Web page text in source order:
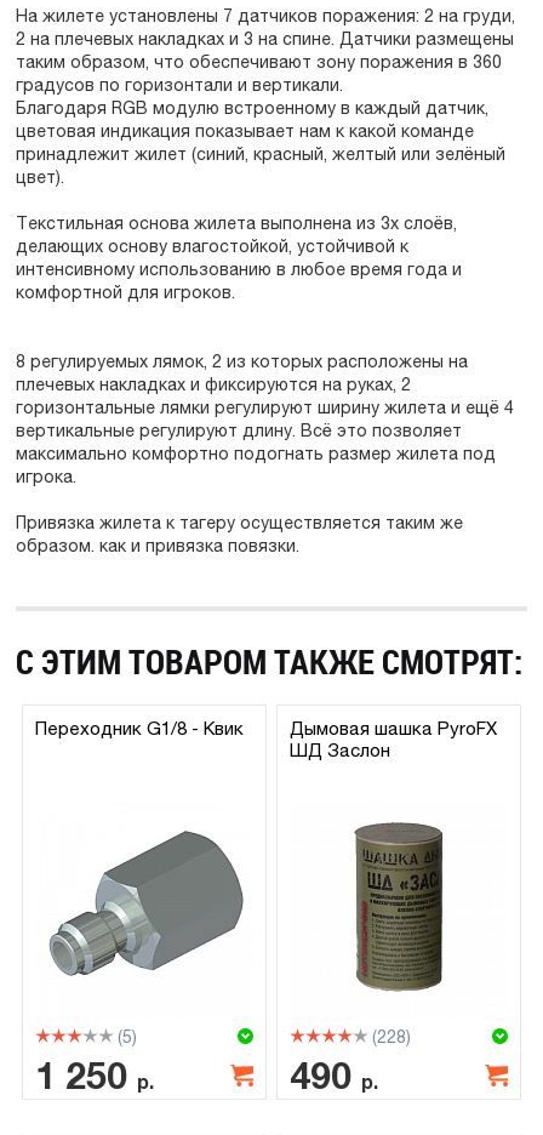
На жилете установлены 7 датчиков поражения: 2 на груди,
2 на плечевых накладках и 3 на спине. Датчики размещены
таким образом, что обеспечивают зону поражения в 360
градусов по горизонтали и вертикали.
Благодаря RGB модулю встроенному в каждый датчик,
цветовая индикация показывает нам к какой команде
принадлежит жилет (синий, красный, желтый или зелёный
цвет).
Текстильная основа жилета выполнена из 3х слоёв,
делающих основу влагостойкой, устойчивой к
интенсивному использованию в любое время года и
комфортной для игроков.
8 регулируемых лямок, 2 из которых расположены на
плечевых накладках и фиксируются на руках, 2
горизонтальные лямки регулируют ширину жилета и ещё 4
вертикальные регулируют длину. Всё это позволяет
максимально комфортно подогнать размер жилета под
игрока.
Привязка жилета к тагеру осуществляется таким же
образом. как и привязка повязки.
С ЭТИМ ТОВАРОМ ТАКЖЕ СМОТРЯТ:
Переходник G1/8 - Квик
(5)
1 250 р.
Дымовая шашка PyroFX
ШД Заслон
(228)
490 р.